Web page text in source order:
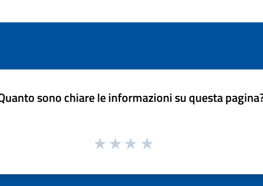
sono chiare le informazioni su questa